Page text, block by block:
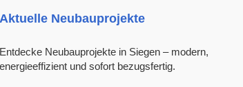
Aktuelle Neubauprojekte
Entdecke Neubauprojekte in Siegen – modern,
energieeffizient und sofort bezugsfertig.